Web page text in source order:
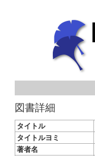
図書詳細
タイトル
タイトルヨミ
著者名